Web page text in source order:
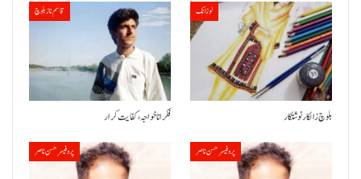
قاسم ناز بلوچ
فکر انا خواجہ، کفایت کرار
لوزانک
بلوچ زالکار نوشتکار
پروفیسر حسن ناصر پروفیسر حسن ناصر